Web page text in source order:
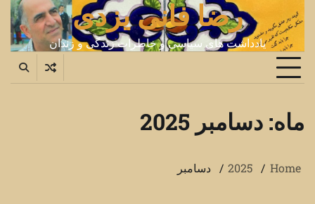
content
رضا فانی یزدی
یادداشت های سیاسی و خاطرات زندگی و زندان
ماه: دسامبر 2025
Home
2025 دسامبر